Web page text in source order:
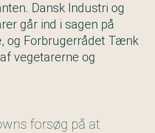
Dansk Industri og
går ind i sagen på
og Forbrugerrådet Tænk
vegetarerne og
forsøg på at